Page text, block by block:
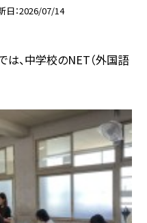
日 2026/07/14
は、中学校のNET（外国語